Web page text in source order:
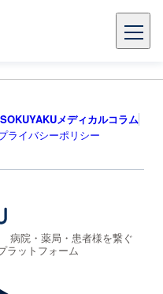
SOKUYAKUメディカルコラム
ライバシーポリシー
病院・薬局・患者様を繋ぐ
ラットフォーム